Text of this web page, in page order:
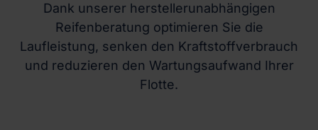
Dank unserer herstellerunabhängigen
Reifenberatung optimieren Sie die
Laufleistung, senken den Kraftstoffverbrauch
und reduzieren den Wartungsaufwand Ihrer
Flotte.